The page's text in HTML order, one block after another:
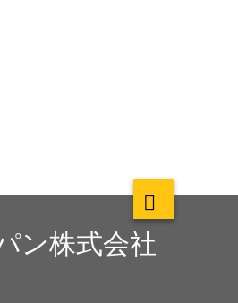
ン株式会社